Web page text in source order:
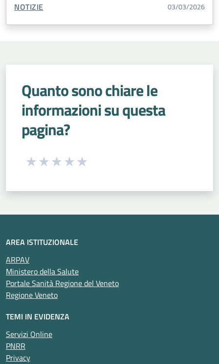
TIPO CONTENUTO:
NOTIZIE 03/03/2026
Quanto sono chiare le
informazioni su questa
pagina?
Seleziona una valutazione da 1 a 5 stelle
AREA ISTITUZIONALE
ARPAV
Ministero della Salute
Portale Sanità Regione del Veneto
Regione Veneto
TEMI IN EVIDENZA
Servizi Online
PNRR
Privacy